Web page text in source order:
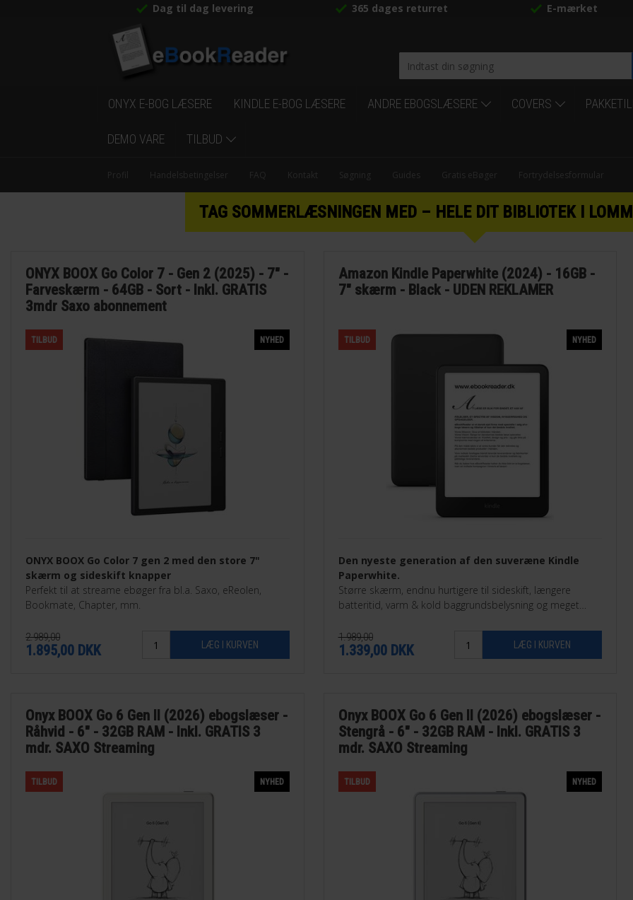
Dag til dag levering 365 dages returret E-mærket
ONYX E-BOG LÆSERE KINDLE E-BOG LÆSERE ANDRE EBOGSLÆSERE COVERS
DEMO VARE TILBUD
Profil Handelsbetingelser FAQ Kontakt Søgning Guides Gratis eBøger Fortrydelsesformular
TAG SOMMERLÆSNINGEN MED – HELE DIT BIBLIOTEK I
ONYX BOOX Go Color 7 - Gen 2 (2025) - 7" -
Farveskærm - 64GB - Sort - Inkl. GRATIS
3mdr Saxo abonnement
TILBUD NYHED
ONYX BOOX Go Color 7 gen 2 med den store 7"
skærm og sideskift knapper
Perfekt til at streame ebøger fra bl.a. Saxo, eReolen,
Bookmate, Chapter, mm.
2.989,00
1.895,00 DKK
Amazon Kindle Paperwhite (2024) - 16GB -
7" skærm - Black - UDEN REKLAMER
TILBUD NYHED
Den nyeste generation af den suveræne Kindle
Paperwhite.
Større skærm, endnu hurtigere til sideskift, længere
batteritid, varm & kold baggrundsbelysning og meget
Findes som 16GB eller som 32GB Signature Edition.
1.989,00
1.339,00 DKK
Onyx BOOX Go 6 Gen II (2026) ebogslæser -
Råhvid - 6" - 32GB RAM - Inkl. GRATIS 3
mdr. SAXO Streaming
TILBUD NYHED
Onyx BOOX Go 6 Gen II (2026) ebogslæser -
Stengrå - 6" - 32GB RAM - Inkl. GRATIS 3
mdr. SAXO Streaming
TILBUD NYHED